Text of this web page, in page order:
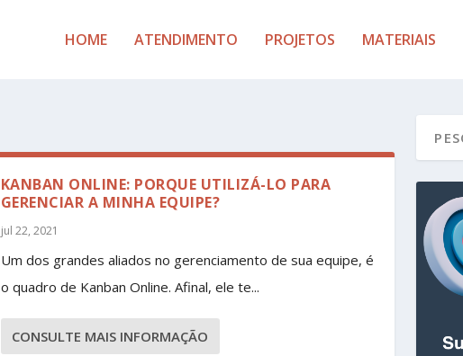
HOME ATENDIMENTO PROJETOS MATERIAIS
KANBAN ONLINE: PORQUE UTILIZÁ-LO PARA
GERENCIAR A MINHA EQUIPE?
jul 22, 2021
Um dos grandes aliados no gerenciamento de sua equipe, é
o quadro de Kanban Online. Afinal, ele te...
CONSULTE MAIS INFORMAÇÃO